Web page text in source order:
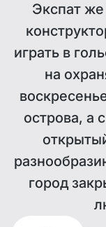
Экспат же
играть в
на
острова, а
город